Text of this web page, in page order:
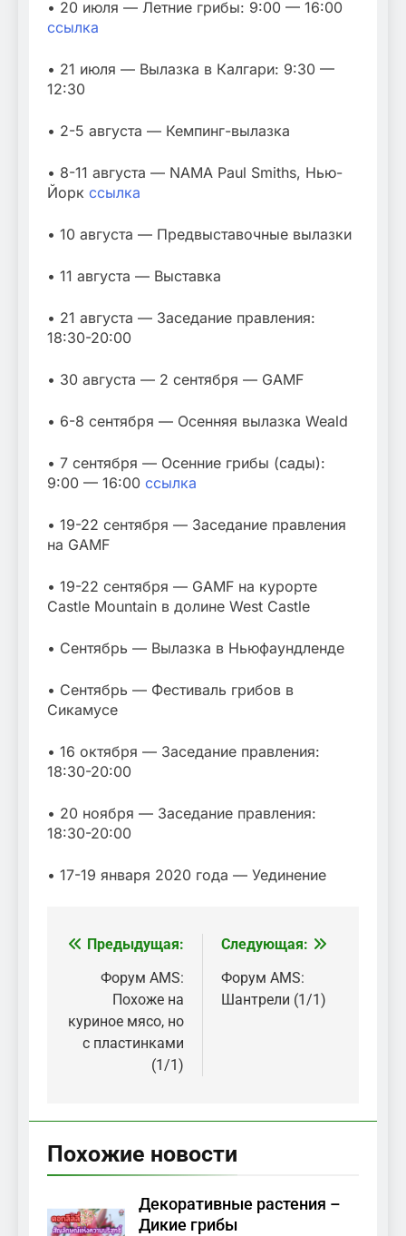
• 20 июля — Летние грибы: 9:00 — 16:00
ссылка
• 21 июля — Вылазка в Калгари: 9:30 —
12:30
• 2-5 августа — Кемпинг-вылазка
• 8-11 августа — NAMA Paul Smiths, Нью-
Йорк ссылка
• 10 августа — Предвыставочные вылазки
• 11 августа — Выставка
• 21 августа — Заседание правления:
18:30-20:00
• 30 августа — 2 сентября — GAMF
• 6-8 сентября — Осенняя вылазка Weald
• 7 сентября — Осенние грибы (сады):
9:00 — 16:00 ссылка
• 19-22 сентября — Заседание правления
на GAMF
• 19-22 сентября — GAMF на курорте
Castle Mountain в долине West Castle
• Сентябрь — Вылазка в Ньюфаундленде
• Сентябрь — Фестиваль грибов в
Сикамусе
• 16 октября — Заседание правления:
18:30-20:00
• 20 ноября — Заседание правления:
18:30-20:00
• 17-19 января 2020 года — Уединение
Навигация
записям
Предыдущая:
Форум AMS:
Похоже на
куриное мясо, но
с пластинками
(1/1)
Следующая:
Форум AMS:
Шантрели (1/1)
Похожие новости
Декоративные растения –
Дикие грибы